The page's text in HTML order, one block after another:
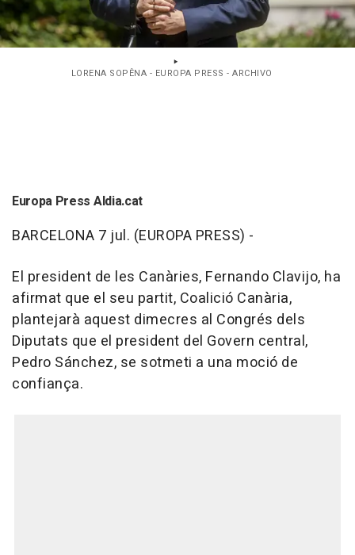
LORENA SOPÊNA - EUROPA PRESS - ARCHIVO
Europa Press Aldia.cat
BARCELONA 7 jul. (EUROPA PRESS) -
El president de les Canàries, Fernando Clavijo, ha
afirmat que el seu partit, Coalició Canària,
plantejarà aquest dimecres al Congrés dels
Diputats que el president del Govern central,
Pedro Sánchez, se sotmeti a una moció de
confiança.